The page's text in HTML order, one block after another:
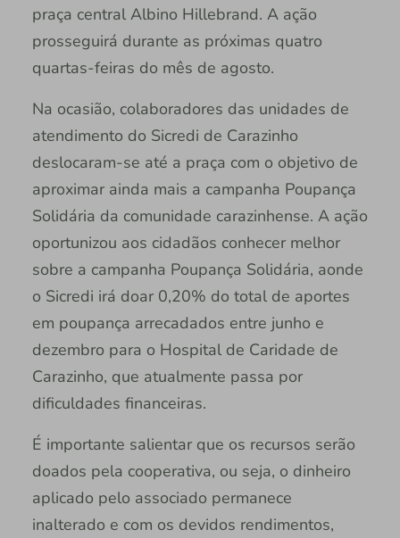
praça central Albino Hillebrand. A ação
prosseguirá durante as próximas quatro
quartas-feiras do mês de agosto.
Na ocasião, colaboradores das unidades de
atendimento do Sicredi de Carazinho
deslocaram-se até a praça com o objetivo de
aproximar ainda mais a campanha Poupança
Solidária da comunidade carazinhense. A ação
oportunizou aos cidadãos conhecer melhor
sobre a campanha Poupança Solidária, aonde
o Sicredi irá doar 0,20% do total de aportes
em poupança arrecadados entre junho e
dezembro para o Hospital de Caridade de
Carazinho, que atualmente passa por
dificuldades financeiras.
É importante salientar que os recursos serão
doados pela cooperativa, ou seja, o dinheiro
aplicado pelo associado permanece
inalterado e com os devidos rendimentos,